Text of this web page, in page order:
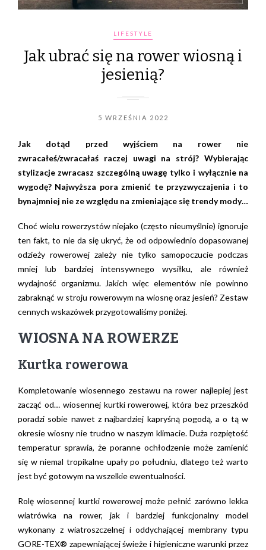
LIFESTYLE
Jak ubrać się na rower wiosną i
jesienią?
5 WRZEŚNIA 2022
Jak dotąd przed wyjściem na rower nie
zwracałeś/zwracałaś raczej uwagi na strój? Wybierając
stylizacje zwracasz szczególną uwagę tylko i wyłącznie na
wygodę? Najwyższa pora zmienić te przyzwyczajenia i to
bynajmniej nie ze względu na zmieniające się trendy mody…
Choć wielu rowerzystów niejako (często nieumyślnie) ignoruje
ten fakt, to nie da się ukryć, że od odpowiednio dopasowanej
odzieży rowerowej zależy nie tylko samopoczucie podczas
mniej lub bardziej intensywnego wysiłku, ale również
wydajność organizmu. Jakich więc elementów nie powinno
zabraknąć w stroju rowerowym na wiosnę oraz jesień? Zestaw
cennych wskazówek przygotowaliśmy poniżej.
WIOSNA NA ROWERZE
Kurtka rowerowa
Kompletowanie wiosennego zestawu na rower najlepiej jest
zacząć od… wiosennej kurtki rowerowej, która bez przeszkód
poradzi sobie nawet z najbardziej kapryśną pogodą, a o tą w
okresie wiosny nie trudno w naszym klimacie. Duża rozpiętość
temperatur sprawia, że poranne ochłodzenie może zamienić
się w niemal tropikalne upały po południu, dlatego też warto
jest być gotowym na wszelkie ewentualności.
Rolę wiosennej kurtki rowerowej może pełnić zarówno lekka
wiatrówka na rower, jak i bardziej funkcjonalny model
wykonany z wiatroszczelnej i oddychającej membrany typu
GORE-TEX® zapewniającej świeże i higieniczne warunki przez